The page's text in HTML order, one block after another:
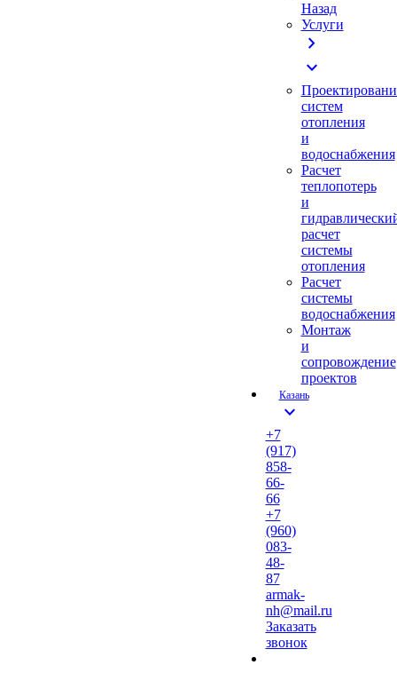
Назад
Услуги
chevron_right
expand_more
систем
отопления
и
водоснабжения
Расчет
теплопотерь
и
расчет
системы
отопления
Расчет
системы
водоснабжения
Монтаж
и
сопровождение
проектов
Казань
expand_more
+7
(917)
858-
66-
66
+7
(960)
083-
48-
87
armak-
nh@mail.ru
Заказать
звонок